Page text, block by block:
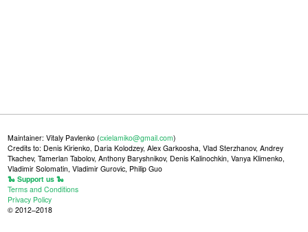
Maintainer: Vitaly Pavlenko (cxielamiko@gmail.com)
Credits to: Denis Kirienko, Daria Kolodzey, Alex Garkoosha, Vlad Sterzhanov, Andrey
Tkachev, Tamerlan Tabolov, Anthony Baryshnikov, Denis Kalinochkin, Vanya Klimenko,
Vladimir Solomatin, Vladimir Gurovic, Philip Guo
🐍 Support us 🐍
Terms and Conditions
Privacy Policy
© 2012–2018